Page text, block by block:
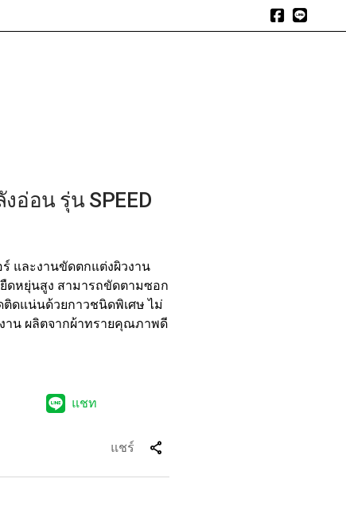
อ่อน รุ่น SPEED
ร์ และงานขัดตกแต่งผิวงาน
ดหยุ่นสูง สามารถขัดตามซอก
ติดแน่นด้วยกาวชนิดพิเศษ ไม่
าน ผลิตจากผ้าทรายคุณภาพดี
แชท
แชร์ share